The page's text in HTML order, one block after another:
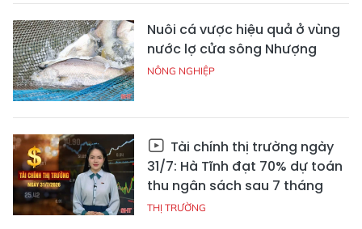
Nuôi cá vược hiệu quả ở vùng
nước lợ cửa sông Nhượng
NÔNG NGHIỆP
Tài chính thị trường ngày
31/7: Hà Tĩnh đạt 70% dự toán
thu ngân sách sau 7 tháng
THỊ TRƯỜNG